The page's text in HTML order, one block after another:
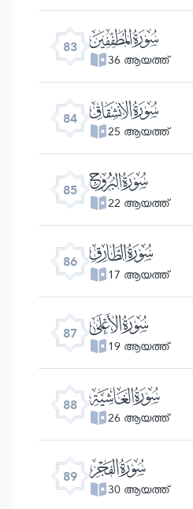
83 ﰀ
36 ആയത്ത്
84 ﰁ
25 ആയത്ത്
85 ﰂ
22 ആയത്ത്
86 ﰃ
17 ആയത്ത്
87 ﰄ
19 ആയത്ത്
88 ﰅ
26 ആയത്ത്
89 ﰆ
30 ആയത്ത്